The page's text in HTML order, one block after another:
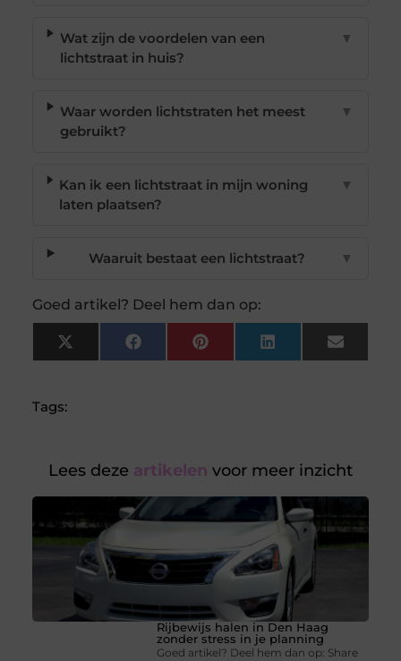
Wat zijn de voordelen van een
lichtstraat in huis?
▼
Waar worden lichtstraten het meest
gebruikt?
▼
Kan ik een lichtstraat in mijn woning
laten plaatsen?
▼
Waaruit bestaat een lichtstraat? ▼
Goed artikel? Deel hem dan op:
X
(Twitter)
FacebookPinterest LinkedIn Email
Tags:
Lees deze artikelen voor meer inzicht
Rijbewijs halen in Den Haag
zonder stress in je planning
Goed artikel? Deel hem dan op: Share